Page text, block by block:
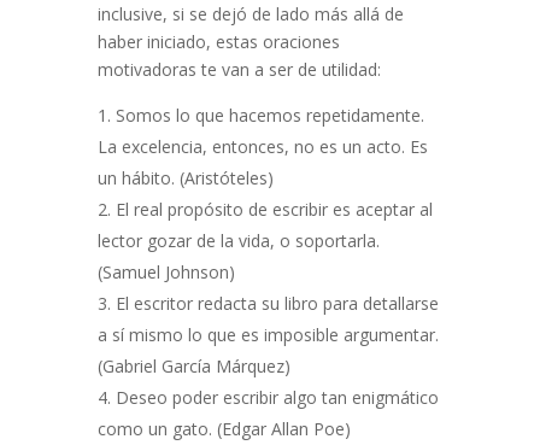
inclusive, si se dejó de lado más allá de
haber iniciado, estas oraciones
motivadoras te van a ser de utilidad:
Somos lo que hacemos repetidamente.
La excelencia, entonces, no es un acto. Es
un hábito. (Aristóteles)
El real propósito de escribir es aceptar al
lector gozar de la vida, o soportarla.
(Samuel Johnson)
El escritor redacta su libro para detallarse
a sí mismo lo que es imposible argumentar.
(Gabriel García Márquez)
Deseo poder escribir algo tan enigmático
como un gato. (Edgar Allan Poe)